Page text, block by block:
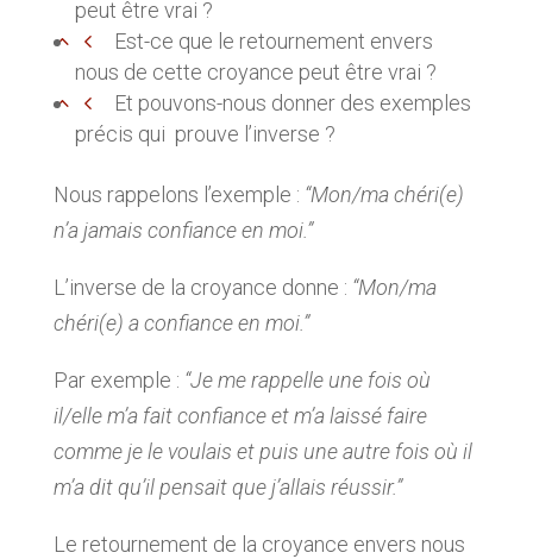
peut être vrai ?
Est-ce que le retournement envers
nous de cette croyance peut être vrai ?
Et pouvons-nous donner des exemples
précis qui prouve l’inverse ?
Nous rappelons l’exemple : “Mon/ma chéri(e)
n’a jamais confiance en moi.”
L’inverse de la croyance donne : “Mon/ma
chéri(e) a confiance en moi.”
Par exemple : “Je me rappelle une fois où
il/elle m’a fait confiance et m’a laissé faire
comme je le voulais et puis une autre fois où il
m’a dit qu’il pensait que j’allais réussir.”
Le retournement de la croyance envers nous